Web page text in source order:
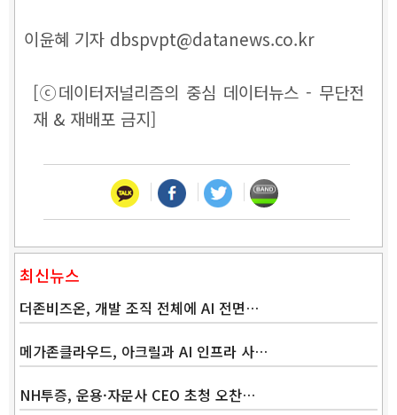
이윤혜 기자 dbspvpt@datanews.co.kr
[ⓒ데이터저널리즘의 중심 데이터뉴스 - 무단전
재 & 재배포 금지]
최신뉴스
더존비즈온, 개발 조직 전체에 AI 전면…
메가존클라우드, 아크릴과 AI 인프라 사…
NH투증, 운용·자문사 CEO 초청 오찬…